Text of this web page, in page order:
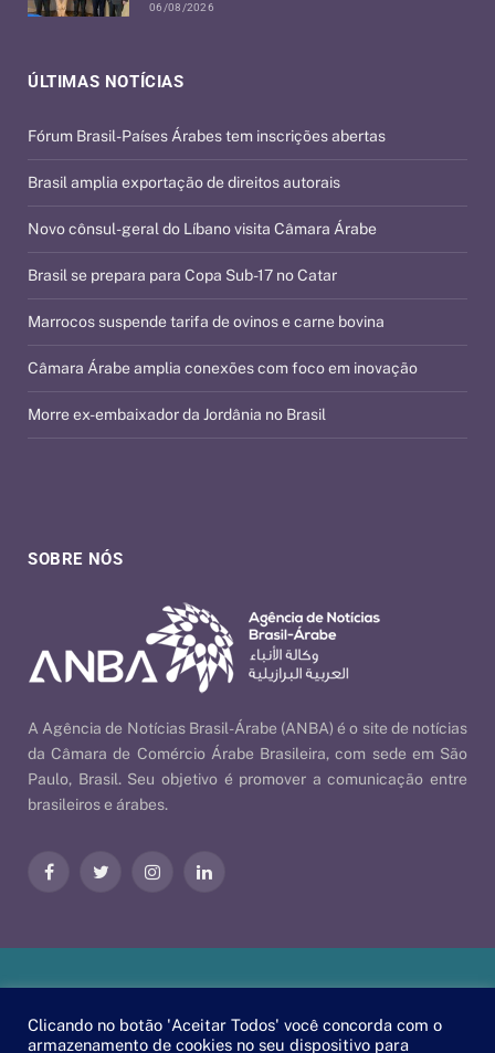
SOBRE NÓS
A Agência de Notícias Brasil-Árabe (ANBA) é o site de notícias
da Câmara de Comércio Árabe Brasileira, com sede em São
Paulo, Brasil. Seu objetivo é promover a comunicação entre
brasileiros e árabes.
FacebookTwitter InstagramLinkedIn
ÚLTIMAS NOTÍCIAS
Fórum Brasil-Países Árabes tem inscrições abertas
Brasil amplia exportação de direitos autorais
Novo cônsul-geral do Líbano visita Câmara Árabe
Brasil se prepara para Copa Sub-17 no Catar
Marrocos suspende tarifa de ovinos e carne bovina
Câmara Árabe amplia conexões com foco em inovação
Morre ex-embaixador da Jordânia no Brasil
06/08/2026
Árabe | ByEscaEsco.
Clicando no botão 'Aceitar Todos' você concorda com o
armazenamento de cookies no seu dispositivo para